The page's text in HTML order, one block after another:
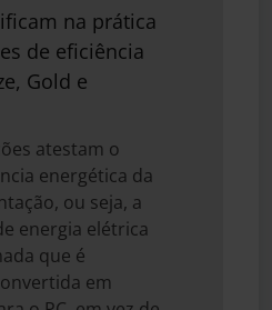
na prática
de eficiência
Gold e
atestam o
energética da
ou seja, a
energia elétrica
que é
em